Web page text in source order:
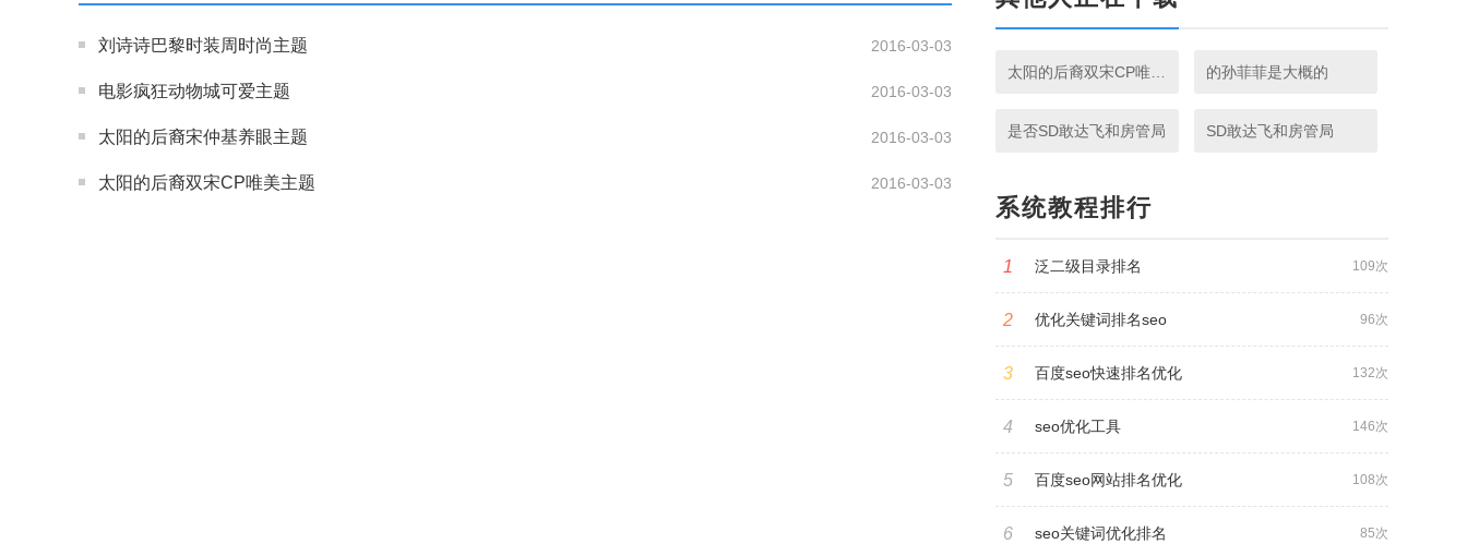
2016-03-03
刘诗诗巴黎时装周时尚主题
2016-03-03
电影疯狂动物城可爱主题
2016-03-03
太阳的后裔宋仲基养眼主题
2016-03-03
太阳的后裔双宋CP唯美主题
的孙菲菲是大概的
是否SD敢达飞和房管局 SD敢达飞和房管局
系统教程排行
109次
1 泛二级目录排名
96次
2 优化关键词排名seo
132次
3 百度seo快速排名优化
146次
4 seo优化工具
108次
5 百度seo网站排名优化
85次
6 seo关键词优化排名